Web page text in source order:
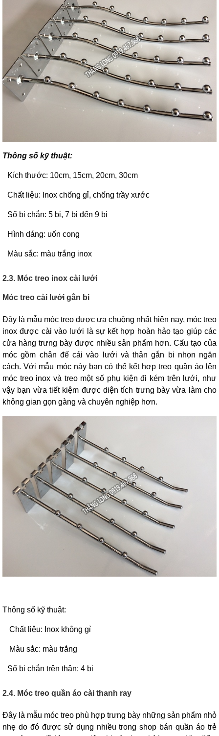
Thông số kỹ thuật:
Kích thước: 10cm, 15cm, 20cm, 30cm
Chất liệu: Inox chống gỉ, chống trầy xước
Số bị chắn: 5 bi, 7 bi đến 9 bi
Hình dáng: uốn cong
Màu sắc: màu trắng inox
2.3. Móc treo inox cài lưới
Móc treo cài lưới gắn bi
Đây là mẫu móc treo được ưa chuộng nhất hiện nay, móc treo
inox được cài vào lưới là sự kết hợp hoàn hảo tạo giúp các
cửa hàng trưng bày được nhiều sản phẩm hơn. Cấu tạo của
móc gồm chân đế cái vào lưới và thân gắn bi nhọn ngăn
cách. Với mẫu móc này bạn có thể kết hợp treo quần áo lên
móc treo inox và treo một số phụ kiện đi kém trên lưới, như
vậy bạn vừa tiết kiệm được diện tích trưng bày vừa làm cho
không gian gọn gàng và chuyên nghiệp hơn.
Thông số kỹ thuật:
Chất liệu: Inox không gỉ
Màu sắc: màu trắng
Số bi chắn trên thân: 4 bi
2.4. Móc treo quần áo cài thanh ray
Đây là mẫu móc treo phù hợp trưng bày những sản phẩm nhỏ
nhẹ do đó được sử dụng nhiều trong shop bán quần áo trẻ